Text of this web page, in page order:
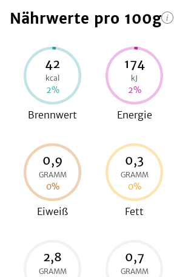
Nährwerte pro 100g
42
kcal
2%
Brennwert
174
kJ
2%
Energie
0,9
GRAMM
0%
Eiweiß
0,3
GRAMM
0%
Fett
2,8
GRAMM
0,7
GRAMM